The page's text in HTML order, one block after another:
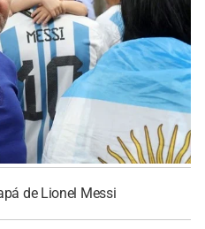
de Lionel Messi